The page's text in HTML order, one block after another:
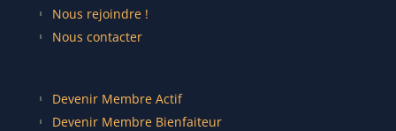
Nous rejoindre !
Nous contacter
Devenir Membre Actif
Devenir Membre Bienfaiteur